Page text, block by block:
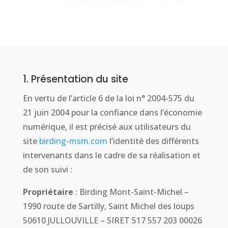
1. Présentation du site
En vertu de l’article 6 de la loi n° 2004-575 du
21 juin 2004 pour la confiance dans l’économie
numérique, il est précisé aux utilisateurs du
site birding-msm.com l’identité des différents
intervenants dans le cadre de sa réalisation et
de son suivi :
Propriétaire : Birding Mont-Saint-Michel –
1990 route de Sartilly, Saint Michel des loups
50610 JULLOUVILLE – SIRET 517 557 203 00026